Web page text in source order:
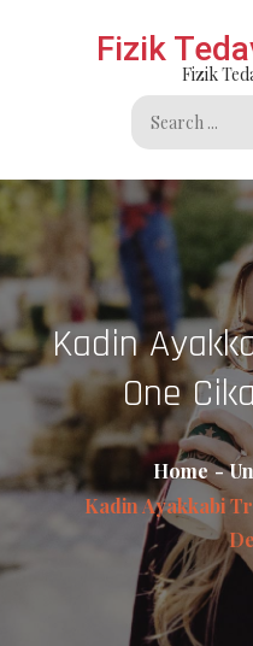
Fizik
Fizik
Search
for:
Kadin
One
Home
Kadin Ayakkabi